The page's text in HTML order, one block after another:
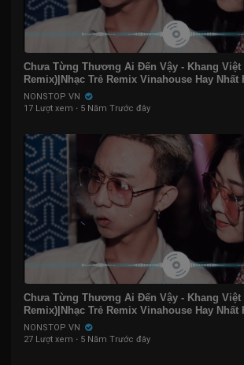
Chưa Từng Thương Ai Đến Vậy - Khang Việt
Remix)|Nhạc Trẻ Remix Vinahouse Hay Nhất
NONSTOP VN
17 Lượt xem · 5 Năm Trước đây
Chưa Từng Thương Ai Đến Vậy - Khang Việt
Remix)|Nhạc Trẻ Remix Vinahouse Hay Nhất
NONSTOP VN
27 Lượt xem · 5 Năm Trước đây